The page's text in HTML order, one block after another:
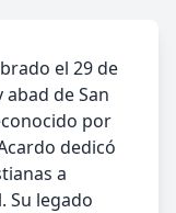
el 29 de
de San
por
dedicó
a
Su legado